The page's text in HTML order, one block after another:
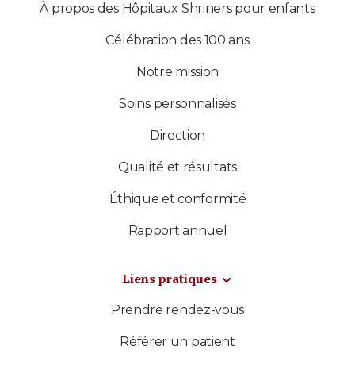
À propos des Hôpitaux Shriners pour enfants
Célébration des 100 ans
Notre mission
Soins personnalisés
Direction
Qualité et résultats
Éthique et conformité
Rapport annuel
Liens pratiques
Prendre rendez-vous
Référer un patient